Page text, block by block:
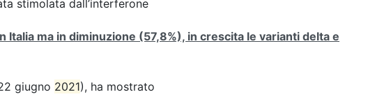
stimolata dall’interferone
ma in diminuzione (57,8%), in crescita le varianti delta e
giugno 2021), ha mostrato